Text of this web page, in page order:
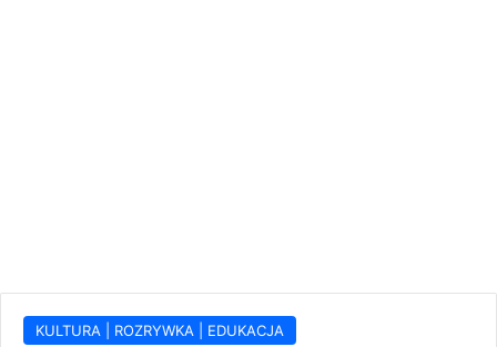
KULTURA | ROZRYWKA | EDUKACJA